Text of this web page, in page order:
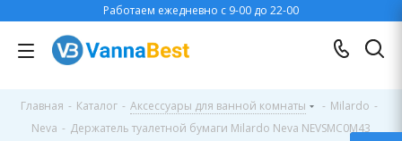
Работаем ежедневно с 9-00 до 22-00
Главная - Каталог - Аксессуары для ванной комнаты - Milardo -
Neva - Держатель туалетной бумаги Milardo Neva NEVSMC0M43